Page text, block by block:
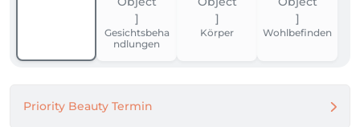
Ausfallgebühren zu vermeiden.
Gesichtsbeha
ndlungen
Körper Wohlbefinden
Priority Beauty Termin